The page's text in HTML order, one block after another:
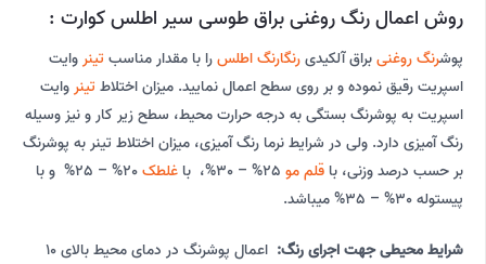
روش اعمال رنگ روغنی براق طوسی سیر اطلس کوارت :
پوشرنگ روغنیبراق آلکیدیرنگارنگ اطلسرا با مقدار مناسب تینر وایت
اسپریت رقیق نموده و بر روی سطح اعمال نمایید. میزان اختلاط تینر وایت
اسپریت به پوشرنگ بستگی به درجه حرارت محیط، سطح زیر کار و نیز وسیله
رنگ آمیزی دارد. ولی در شرایط نرما رنگ آمیزی، میزان اختلاط تینر به پوشرنگ
بر حسب درصد وزنی، با قلم مو غلطک
20% – 25% و با
پیستوله 30% – 35% میباشد.
شرایط محیطی جهت اجرای رنگ:
اعمال پوشرنگ در دمای محیط بالای 10